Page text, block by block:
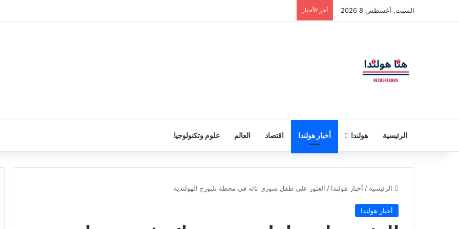
السبت, أغسطس 8 2026 أخر الأخبار
الرئيسية هولندا أخبار هولندا اقتصاد العالم علوم وتكنولوجيا
الرئيسية / أخبار هولندا / العثور على طفل سوري تائه في محطة تلبورخ الهولندية
أخبار هولندا